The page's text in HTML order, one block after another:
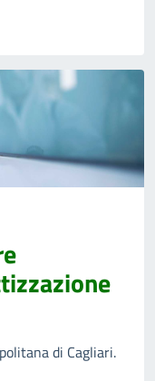
di Cagliari.